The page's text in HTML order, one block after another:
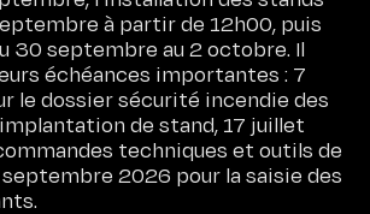
INSTAGRAM
à partir de 12h00, puis
30 septembre au 2 octobre. Il
échéances importantes : 7
le dossier sécurité incendie des
de stand, 17 juillet
techniques et outils de
2026 pour la saisie des